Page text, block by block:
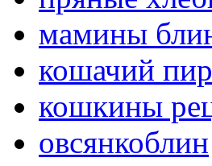
мамины
кошачий
кошкины
овсянкоблин